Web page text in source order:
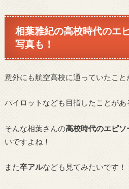
相葉雅紀の高校時代のエ
写真も！
意外にも航空高校に通っていたこと
パイロットなども目指したことがあ
そんな相葉さんの高校時代のエピソ
いですよね！
また卒アルなども見てみたいです！